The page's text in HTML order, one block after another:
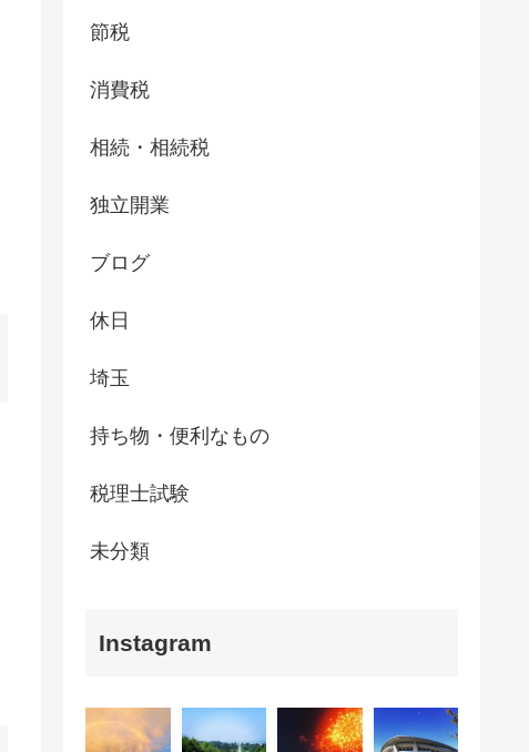
節税
消費税
相続・相続税
独立開業
ブログ
休日
埼玉
持ち物・便利なもの
税理士試験
未分類
Instagram